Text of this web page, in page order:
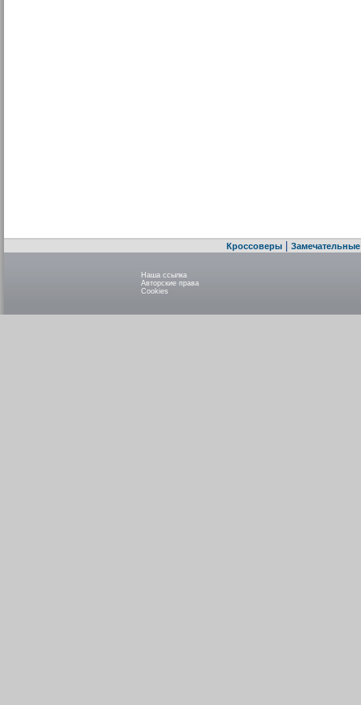
Кроссоверы|
Наша ссылка
Авторские права
Cookies